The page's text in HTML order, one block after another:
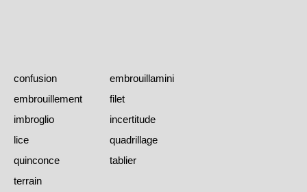
confusion
embrouillamini
embrouillement
filet
imbroglio
incertitude
lice
quadrillage
quinconce
tablier
terrain